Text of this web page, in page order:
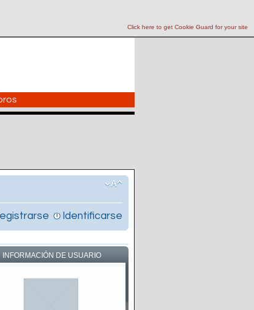
Click here to get Cookie Guard for your site
Identificarse
INFORMACIÓN DE USUARIO